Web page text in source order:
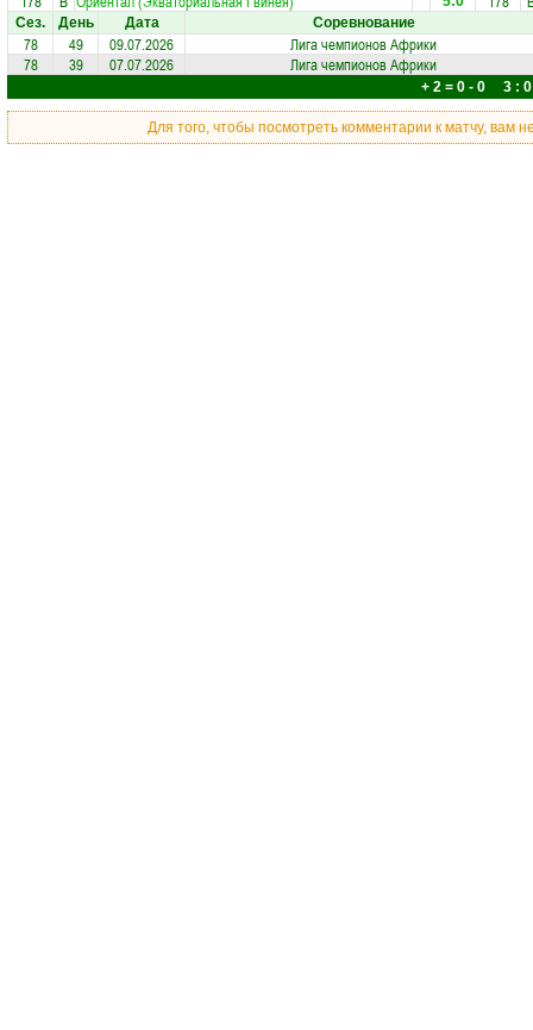
Сез. День Дата Соревнование
78 49 09.07.2026
Лига чемпионов Африки
78
39 07.07.2026 Лига чемпионов Африки
+ 2 = 0 - 0 3 : 0
Для того, чтобы посмотреть комментарии к матчу, вам